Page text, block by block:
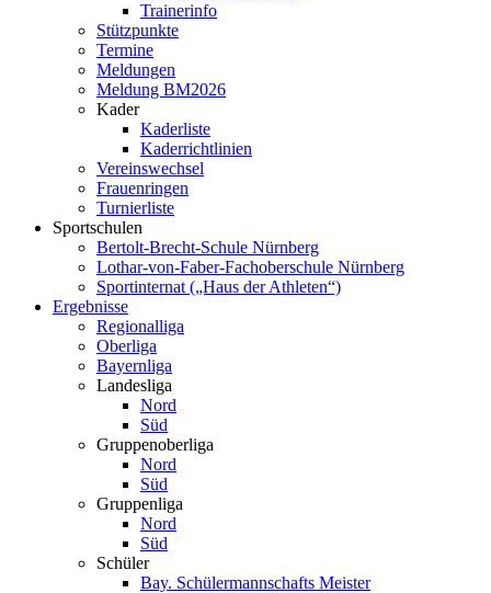
Trainerinfo
Stützpunkte
Termine
Meldungen
Meldung BM2026
Kader
Kaderliste
Kaderrichtlinien
Vereinswechsel
Frauenringen
Turnierliste
Sportschulen
Bertolt-Brecht-Schule Nürnberg
Lothar-von-Faber-Fachoberschule Nürnberg
Sportinternat („Haus der Athleten“)
Ergebnisse
Regionalliga
Oberliga
Bayernliga
Landesliga
Nord
Süd
Gruppenoberliga
Nord
Süd
Gruppenliga
Nord
Süd
Schüler
Bay. Schülermannschafts Meister